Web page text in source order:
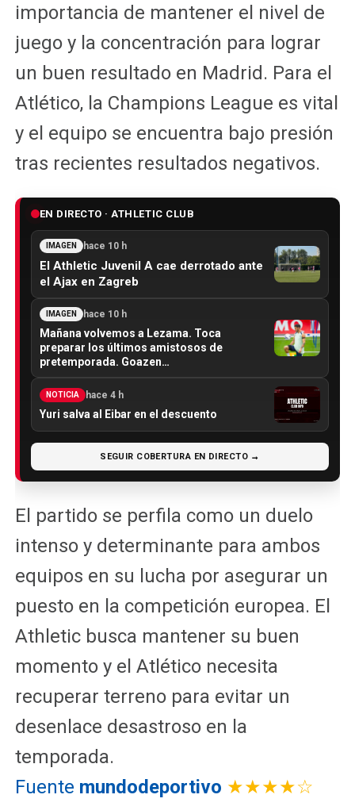
importancia de mantener el nivel de
juego y la concentración para lograr
un buen resultado en Madrid. Para el
Atlético, la Champions League es vital
y el equipo se encuentra bajo presión
tras recientes resultados negativos.
EN DIRECTO · ATHLETIC CLUB
IMAGEN hace 10 h
El Athletic Juvenil A cae derrotado ante
el Ajax en Zagreb
IMAGEN hace 10 h
Mañana volvemos a Lezama. Toca
preparar los últimos amistosos de
pretemporada. Goazen…
NOTICIA hace 4 h
Yuri salva al Eibar en el descuento
SEGUIR COBERTURA EN DIRECTO →
El partido se perfila como un duelo
intenso y determinante para ambos
equipos en su lucha por asegurar un
puesto en la competición europea. El
Athletic busca mantener su buen
momento y el Atlético necesita
recuperar terreno para evitar un
desenlace desastroso en la
temporada.
Fuente mundodeportivo ★★★★☆